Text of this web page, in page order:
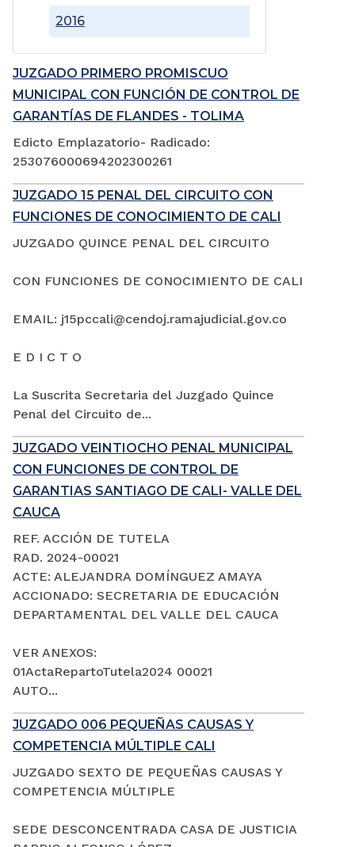
2016
JUZGADO PRIMERO PROMISCUO
MUNICIPAL CON FUNCIÓN DE CONTROL DE
GARANTÍAS DE FLANDES - TOLIMA
Edicto Emplazatorio- Radicado:
253076000694202300261
JUZGADO 15 PENAL DEL CIRCUITO CON
FUNCIONES DE CONOCIMIENTO DE CALI
JUZGADO QUINCE PENAL DEL CIRCUITO
CON FUNCIONES DE CONOCIMIENTO DE CALI
EMAIL: j15pccali@cendoj.ramajudicial.gov.co
E D I C T O
La Suscrita Secretaria del Juzgado Quince
Penal del Circuito de...
JUZGADO VEINTIOCHO PENAL MUNICIPAL
CON FUNCIONES DE CONTROL DE
GARANTIAS SANTIAGO DE CALI- VALLE DEL
CAUCA
REF. ACCIÓN DE TUTELA
RAD. 2024-00021
ACTE: ALEJANDRA DOMÍNGUEZ AMAYA
ACCIONADO: SECRETARIA DE EDUCACIÓN
DEPARTAMENTAL DEL VALLE DEL CAUCA
VER ANEXOS:
01ActaRepartoTutela2024 00021
AUTO...
JUZGADO 006 PEQUEÑAS CAUSAS Y
COMPETENCIA MÚLTIPLE CALI
JUZGADO SEXTO DE PEQUEÑAS CAUSAS Y
COMPETENCIA MÚLTIPLE
SEDE DESCONCENTRADA CASA DE JUSTICIA